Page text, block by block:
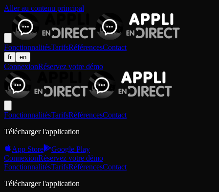
Aller au contenu principal
FonctionnalitésTarifsRéférencesContact
fr en
ConnexionRéservez votre démo
FonctionnalitésTarifsRéférencesContact
Télécharger l'application
App Store
Google Play
ConnexionRéservez votre démo
FonctionnalitésTarifsRéférencesContact
Télécharger l'application